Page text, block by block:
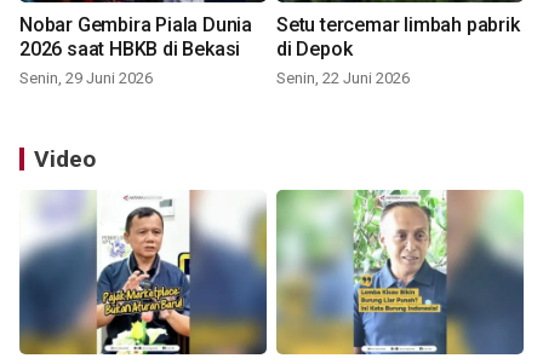
Nobar Gembira Piala Dunia
2026 saat HBKB di Bekasi
Senin, 29 Juni 2026
Setu tercemar limbah pabrik
di Depok
Senin, 22 Juni 2026
Video